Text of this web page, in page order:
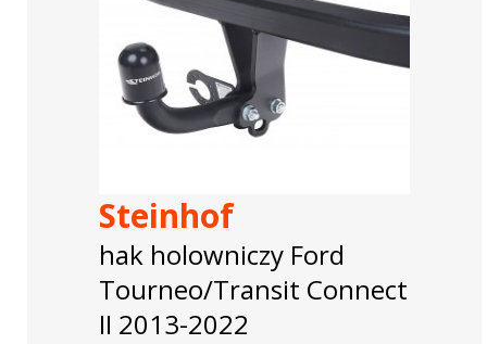
Steinhof
hak holowniczy Ford
Tourneo/Transit Connect
II 2013-2022